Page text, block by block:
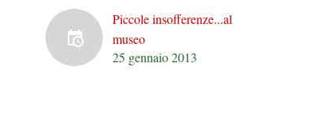
Piccole insofferenze...al
museo
25 gennaio 2013